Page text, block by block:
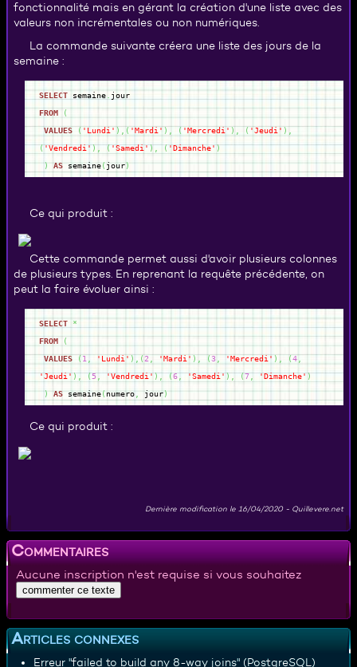
fonctionnalité mais en gérant la création d'une liste avec des
valeurs non incrémentales ou non numériques.
La commande suivante créera une liste des jours de la
semaine :
SELECT semaine jour
FROM
(
VALUES ('Lundi'),('Mardi'), ('Mercredi'), ('Jeudi'),
('Vendredi'), ('Samedi'), ('Dimanche')
)
ASsemaine(jour)
Ce qui produit :
Cette commande permet aussi d'avoir plusieurs colonnes
de plusieurs types. En reprenant la requête précédente, on
peut la faire évoluer ainsi :
SELECT *
FROM
(
VALUES (1, 'Lundi'),(2, 'Mardi'), (3, 'Mercredi'), (4,
'Jeudi'), (5, 'Vendredi'), (6, 'Samedi'), (7, 'Dimanche')
)
ASsemaine(numero jour)
Ce qui produit :
Dernière modification le 16/04/2020- Quillevere.net
Commentaires
Aucune inscription n'est requise si vous souhaitez
Articles connexes
Erreur "failed to build any 8-way joins" (PostgreSQL)